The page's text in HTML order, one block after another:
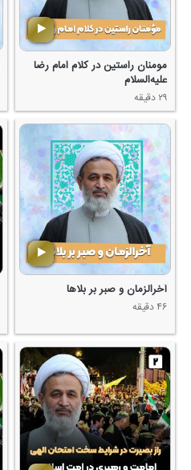
مومنان راستین در كلام امام رضا
علیه‌السلام
۲۹ دقیقه
آخرالزمان و صبر بر بلاها
۴۶ دقیقه